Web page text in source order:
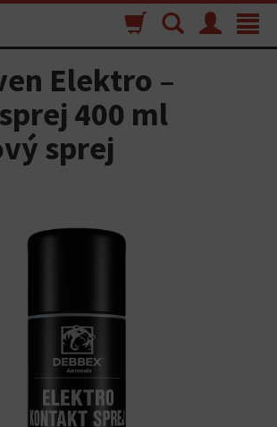
Toggle
Menu
Vyhľadávanie
Nákupný
košík
Elektro –
400 ml
sprej